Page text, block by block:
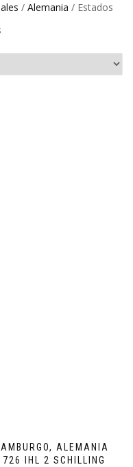
/ Alemania / Estados
ALEMANIA
IHL 2 SCHILLING